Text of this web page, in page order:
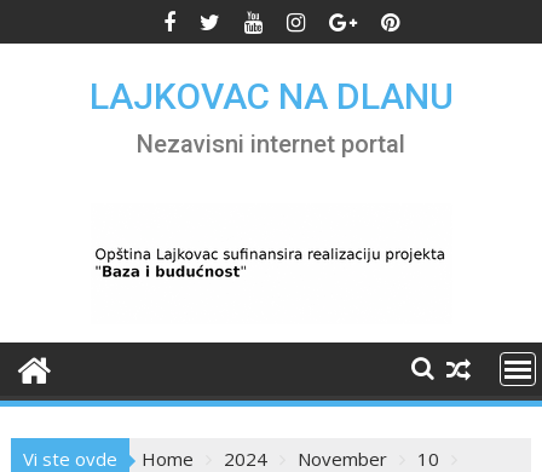
to
LAJKOVAC NA DLANU
Nezavisni internet portal
Vi ste ovde Home 2024 November
10